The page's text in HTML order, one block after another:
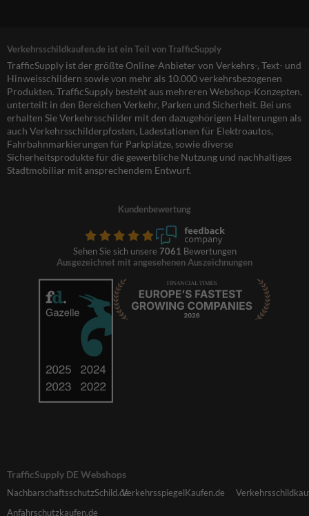
Verkehrsschildkaufen.de ist ein Teil von TrafficSupply
TrafficSupply ist der größte Online-Anbieter von Verkehrs-, Text- und
Hinweisschildern sowie von mehr als 10.000 verkehrsbezogenen
Produkten. TrafficSupply besteht aus mehreren Webshop-Konzepten,
unterteilt in den Bereichen Verkehr, Parken und Sicherheit. Bei uns
erhalten Sie Verkehrsschilder mit den dazugehörigen Halterungen als
auch Verkehrsschilderpfosten, Ladestationen für Elektroautos,
Fahrbahnmarkierungen für Parkplätze, sowie diverse
Sicherheitsprodukte für die gewerbliche Nutzung und nachhaltiges
Stadtmobiliar mit ansprechendem Entwurf.
Kundenbewertung
Sehen Sie sich unsere 7061 Bewertungen
Ausgezeichnet mit angesehenen Auszeichnungen
TrafficSupply DE Webshops
NachbarschaftsschutzSchild.deVerkehrsspiegelKaufen.de
Anfahrschutzkaufen.de